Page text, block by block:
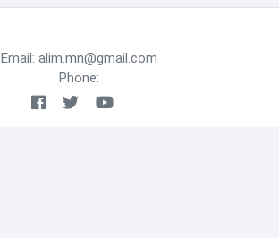
Email: alim.mn@gmail.com
Phone: